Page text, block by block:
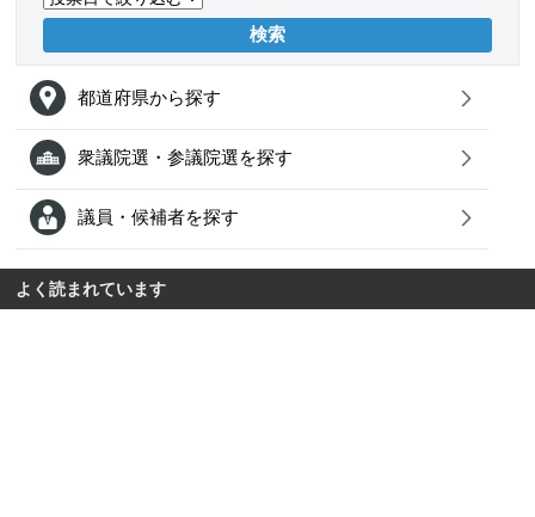
都道府県から探す
衆議院選・参議院選を探す
議員・候補者を探す
よく読まれています